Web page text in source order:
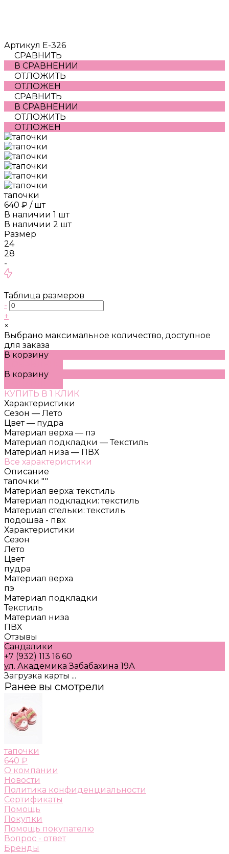
Артикул Е-326
СРАВНИТЬ
В СРАВНЕНИИ
ОТЛОЖИТЬ
ОТЛОЖЕН
СРАВНИТЬ
В СРАВНЕНИИ
ОТЛОЖИТЬ
ОТЛОЖЕН
тапочки
640 ₽ / шт
В наличии 1 шт
В наличии 2 шт
Размер
24
28
-
Таблица размеров
-
+
×
Выбрано максимальное количество, доступное
для заказа
В корзину
В корзину
КУПИТЬ В 1 КЛИК
Характеристики
Сезон — Лето
Цвет — пудра
Материал верха — пэ
Материал подкладки — Текстиль
Материал низа — ПВХ
Все характеристики
Описание
тапочки ""
Материал верха: текстиль
Материал подкладки: текстиль
Материал стельки: текстиль
подошва - пвх
Характеристики
Сезон
Лето
Цвет
пудра
Материал верха
пэ
Материал подкладки
Текстиль
Материал низа
ПВХ
Отзывы
Сандалики
+7 (932) 113 16 60
ул. Академика Забабахина 19А
Загрузка карты ...
Ранее вы смотрели
тапочки
640 ₽
О компании
Новости
Политика конфиденциальности
Сертификаты
Помощь
Покупки
Помощь покупателю
Вопрос - ответ
Бренды